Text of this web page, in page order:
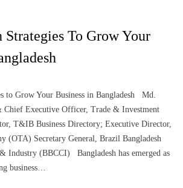
Strategies To Grow Your
to Grow Your Business in Bangladesh Md.
Chief Executive Officer, Trade & Investment
T&IB Business Directory; Executive Director,
(OTA) Secretary General, Brazil Bangladesh
Industry (BBCCI) Bangladesh has emerged as
business…